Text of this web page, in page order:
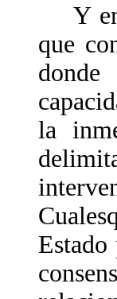
Y en
que
la